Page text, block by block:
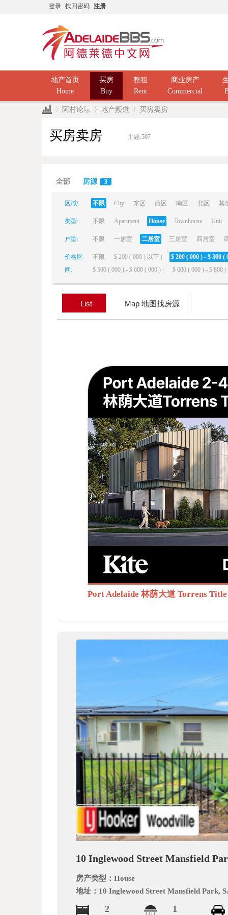
登录 找回密码 注册
地产首页
Home
买房
Buy
整租
Rent
商业房产
Commercial
阿村论坛 地产频道 买房卖房
买房卖房 主题:507
全部 房源 3
区域: 不限 City 东区 西区 南区 北区 其
类型: 不限 Apartment House Townhouse Unit
户型: 不限 一居室 二居室 三居室 四居室
价格区
间:
不限 $ 200 ( 000 ) 以下 |
$ 200 ( 000 ) - $ 300 (
$ 500 ( 000 ) - $ 600 ( 000 ) |
$ 600 ( 000 ) - $ 800 (
List Map 地图找房源
Port Adelaide 林荫大道 Torrens
10 Inglewood Street Mansfield
房产类型：House
地址： 10 Inglewood Street Mansfield Park,
2 1